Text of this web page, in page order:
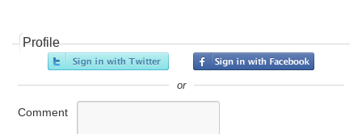
Profile
or
Comment